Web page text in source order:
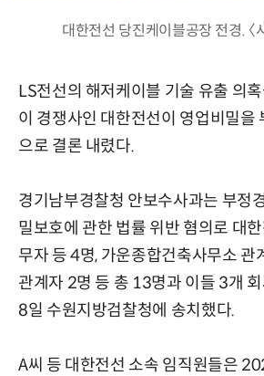
대한전선 당진케이블공장 전경. 〈
LS전선의 해저케이블 기술 유출 의
이 경쟁사인 대한전선이 영업비밀을
으로 결론 내렸다.
경기남부경찰청 안보수사과는 부정
밀보호에 관한 법률 위반 혐의로 대
무자 등 4명, 가운종합건축사무소 관
관계자 2명 등 총 13명과 이들 3개
8일 수원지방검찰청에 송치했다.
A씨 등 대한전선 소속 임직원들은